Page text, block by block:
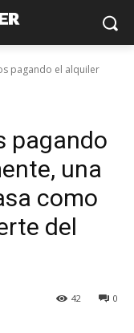
pagando el alquiler
pagando
una
como
del
0
42